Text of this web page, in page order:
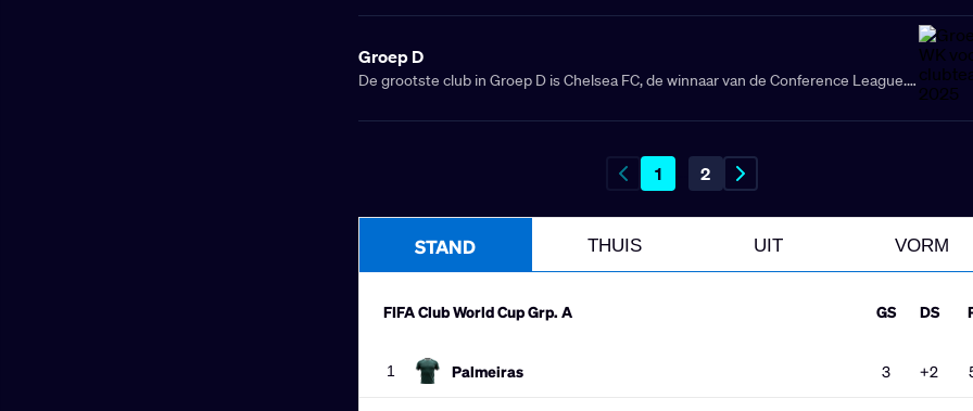
Maar pas op! Urawa Red Diamonds en CF Monterrey hebben alles in huis om voor
een stunt te zorgen en de groep volledig op zijn kop te zetten. Wie grijpt de macht
in deze spannende poule?
Groep D
De grootste club in Groep D is Chelsea FC, de winnaar van de Conference League.
Espérance de Tunis en CR Flamengo. De vierde club is Los Angeles FC, de
Amerikaanse club won de play-off wedstrijd tegen Club America. Los Angeles FC
nam het ticket over van het Mexicaanse Club Léon, dat uit het toernooi werd
1 2